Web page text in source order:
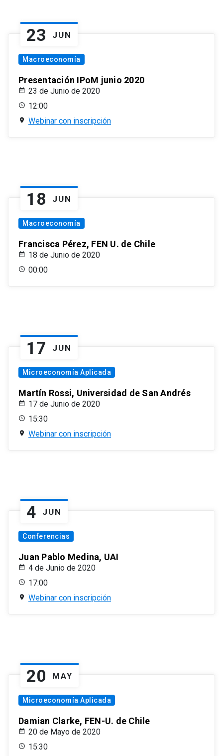
23 JUN
Macroeconomía
Presentación IPoM junio 2020
23 de Junio de 2020
12:00
Webinar con inscripción
18 JUN
Macroeconomía
Francisca Pérez, FEN U. de Chile
18 de Junio de 2020
00:00
17 JUN
Microeconomía Aplicada
Martín Rossi, Universidad de San Andrés
17 de Junio de 2020
15:30
Webinar con inscripción
4 JUN
Conferencias
Juan Pablo Medina, UAI
4 de Junio de 2020
17:00
Webinar con inscripción
20 MAY
Microeconomía Aplicada
Damian Clarke, FEN-U. de Chile
20 de Mayo de 2020
15:30